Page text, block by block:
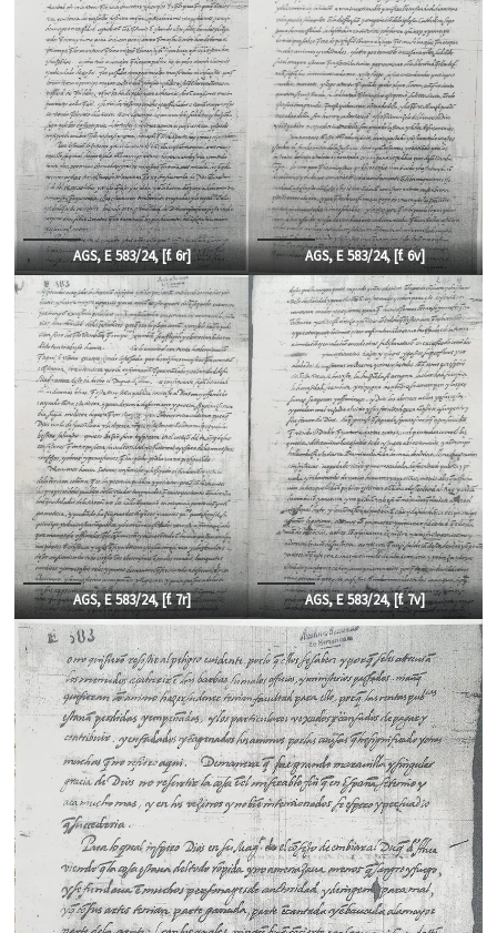
AGS, E 583/24, [f.6r] AGS, E 583/24, [f.6v]
AGS, E 583/24, [f.7r] AGS, E 583/24, [f.7v]